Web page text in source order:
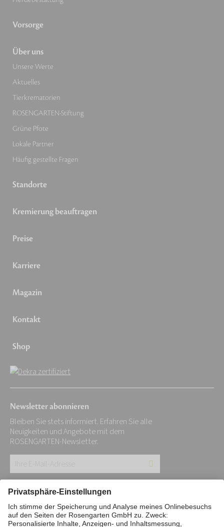
Vorsorge
Über uns
Unsere Werte
Aktuelles
Tierkrematorien
ROSENGARTEN-Stiftung
Grüne Pfote
Lokale Partner
Häufig gestellte Fragen
Standorte
Kremierung beauftragen
Preise
Karriere
Magazin
Kontakt
Shop
Newsletter abonnieren
Bleiben Sie stets informiert. Erfahren Sie alle
Neuigkeiten und Angebote mit dem
ROSENGARTEN-Newsletter.
E-
Mail-
Adresse:
*
Impressum Datenschutz
Stiftung
Interne Meldestelle
Zahlungsmittel